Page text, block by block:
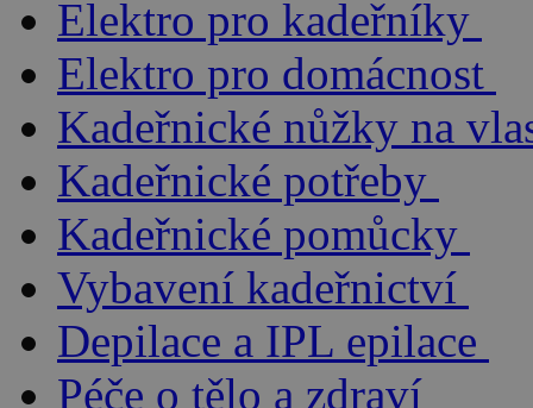
Elektro pro kadeřníky
Elektro pro domácnost
Kadeřnické nůžky na
Kadeřnické potřeby
Kadeřnické pomůcky
Vybavení kadeřnictví
Depilace a IPL epilace
Péče o tělo a zdraví